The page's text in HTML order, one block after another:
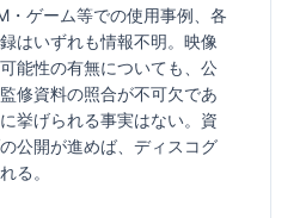
・ゲーム等での使用事例、各
はいずれも情報不明。映像
能性の有無についても、公
修資料の照合が不可欠であ
挙げられる事実はない。資
公開が進めば、ディスコグ
る。